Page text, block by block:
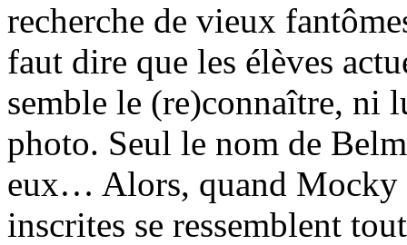
recherche de vieux
faut dire que les élèves
semble le (re)connaître, ni
photo. Seul le nom de
eux… Alors, quand Mocky
inscrites se ressemblent